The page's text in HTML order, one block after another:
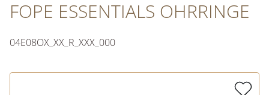
FOPE ESSENTIALS OHRRINGE
04E08OX_XX_R_XXX_000